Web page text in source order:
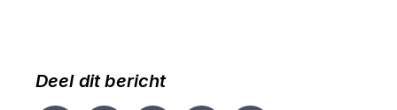
Deel dit bericht